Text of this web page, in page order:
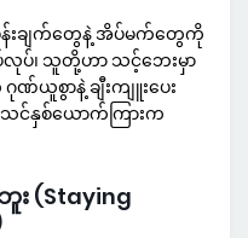
းချက်တွေနဲ့ အိပ်မက်တွေကို
ပ်၊ သူတို့ဟာ သင့်ဘေးမှာ
ဏ်ယူစွာနဲ့ ချီးကျူးပေး
င်နှစ်ယောက်ကြားက
း (Staying